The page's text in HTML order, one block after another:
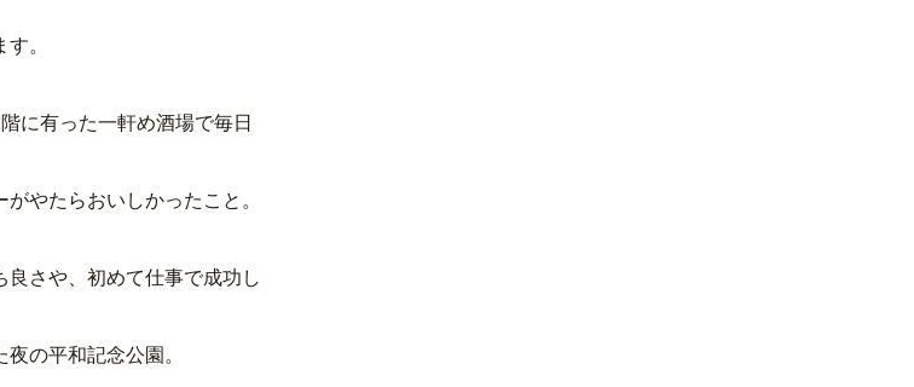
。
に有った一軒め酒場で毎日
やたらおいしかったこと。
さや、 初めて仕事で成功し
の平和記念公園。